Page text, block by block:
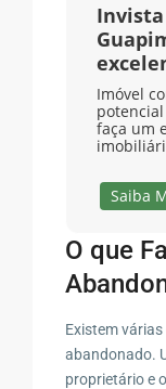
Imóvel
faça um
Saiba
O que
Existem
abandonado.
proprietário e